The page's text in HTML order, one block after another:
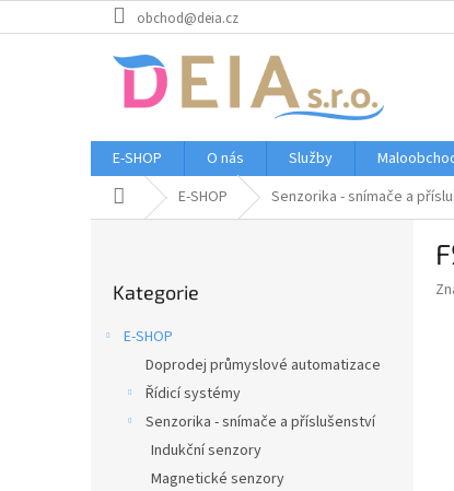
na
obchod@deia.cz
E-SHOP O nás Služby
Domů E-SHOP Senzorika - snímače a
kategorie
Kategorie
E-SHOP
Doprodej průmyslové automatizace
Řídicí systémy
Senzorika - snímače a příslušenství
Indukční senzory
Magnetické senzory